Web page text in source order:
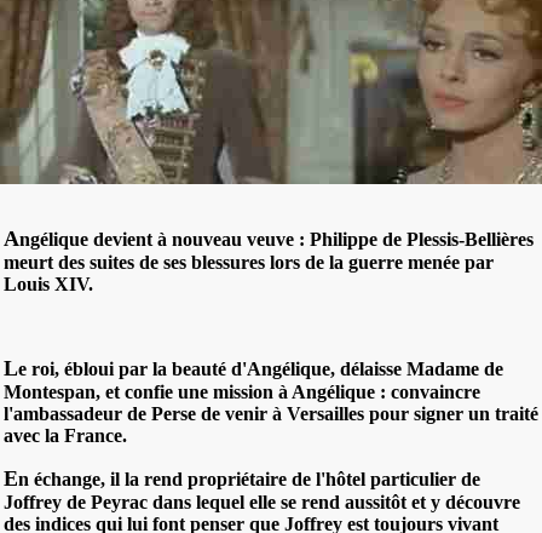
Angélique devient à nouveau veuve : Philippe de Plessis-Bellières
meurt des suites de ses blessures lors de la guerre menée par
Louis XIV.
Le roi, ébloui par la beauté d'Angélique, délaisse Madame de
Montespan, et confie une mission à Angélique : convaincre
l'ambassadeur de Perse de venir à Versailles pour signer un traité
avec la France.
En échange, il la rend propriétaire de l'hôtel particulier de
Joffrey de Peyrac dans lequel elle se rend aussitôt et y découvre
des indices qui lui font penser que Joffrey est toujours vivant